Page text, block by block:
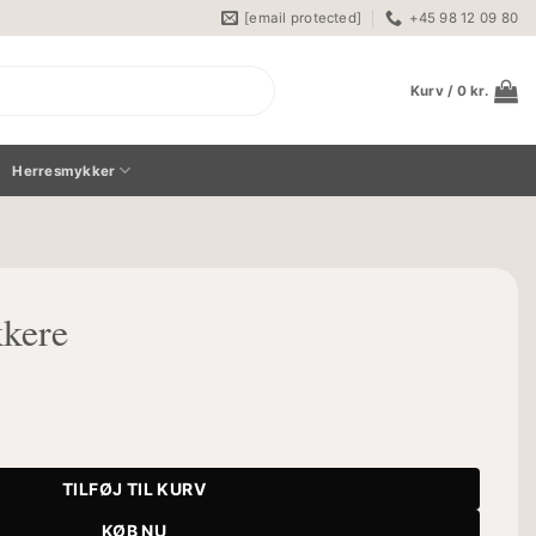
[email protected] +45 98 12 09 80
Kurv / 0kr.
Herresmykker
TILFØJ TIL KURV
KØB NU